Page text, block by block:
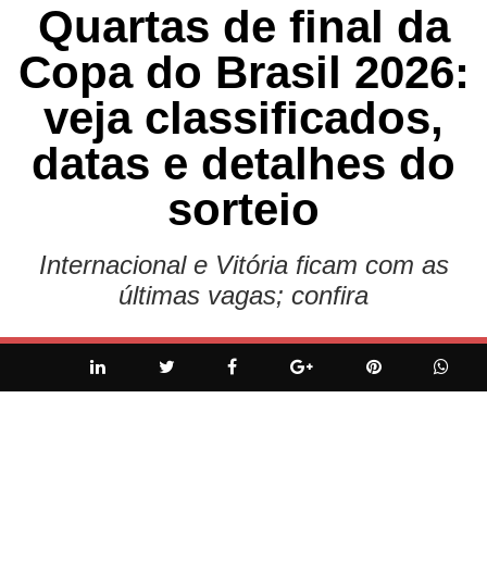
Quartas de final da
Copa do Brasil 2026:
veja classificados,
datas e detalhes do
sorteio
Internacional e Vitória ficam com as
últimas vagas; confira